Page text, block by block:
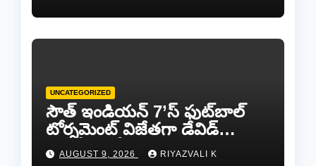
UNCATEGORIZED
సౌత్ ఇండియన్ 7’స్ ఫుట్‌బాల్
టోర్నమెంట్ విజేతగా డేవిడ్
అరకోణం టీమ్…
AUGUST 9, 2026 RIYAZVALI K